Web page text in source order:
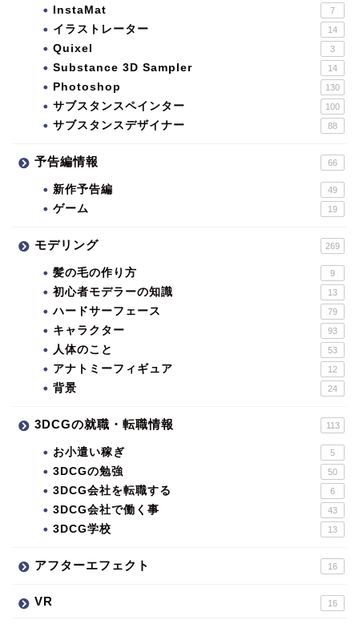
InstaMat 7
イラストレーター 14
Quixel 3
Substance 3D Sampler 14
Photoshop 130
サブスタンスペインター 100
サブスタンスデザイナー 88
予告編情報 66
新作予告編 49
ゲーム 19
モデリング 269
髪の毛の作り方 9
初心者モデラーの知識 13
ハードサーフェース 79
キャラクター 93
人体のこと 53
アナトミーフィギュア 12
背景 24
3DCGの就職・転職情報 113
お小遣い稼ぎ 5
3DCGの勉強 50
3DCG会社を転職する 6
3DCG会社で働く事 43
3DCG学校 13
アフターエフェクト 16
VR 16